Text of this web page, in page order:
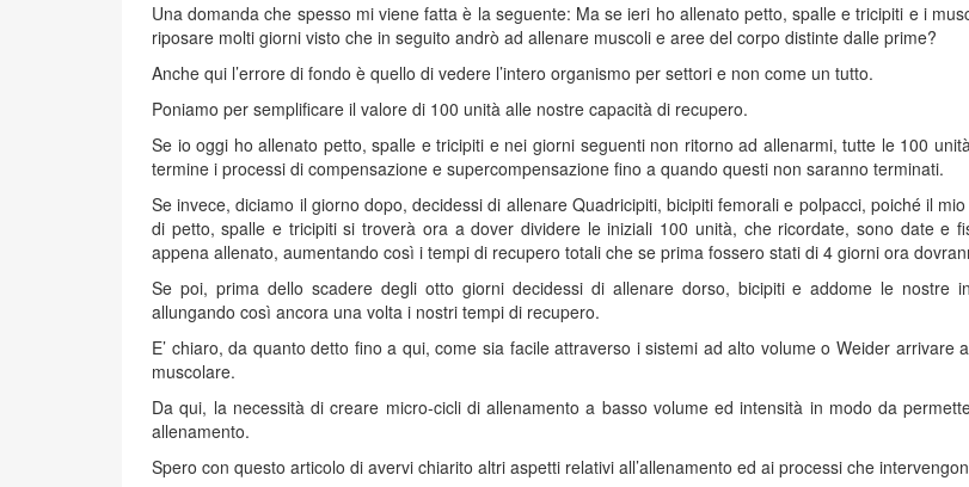
Una domanda che spesso mi viene fatta è la seguente: Ma se ieri ho allenato petto, spalle e tricipiti e i
riposare molti giorni visto che in seguito andrò ad allenare muscoli e aree del corpo distinte dalle prime?
Anche qui l’errore di fondo è quello di vedere l’intero organismo per settori e non come un tutto.
Poniamo per semplificare il valore di 100 unità alle nostre capacità di recupero.
Se io oggi ho allenato petto, spalle e tricipiti e nei giorni seguenti non ritorno ad allenarmi, tutte le 100
termine i processi di compensazione e supercompensazione fino a quando questi non saranno terminati.
Se invece, diciamo il giorno dopo, decidessi di allenare Quadricipiti, bicipiti femorali e polpacci, poiché il
di petto, spalle e tricipiti si troverà ora a dover dividere le iniziali 100 unità, che ricordate, sono date e
appena allenato, aumentando così i tempi di recupero totali che se prima fossero stati di 4 giorni ora
Se poi, prima dello scadere degli otto giorni decidessi di allenare dorso, bicipiti e addome le nostre
allungando così ancora una volta i nostri tempi di recupero.
E’ chiaro, da quanto detto fino a qui, come sia facile attraverso i sistemi ad alto volume o Weider
muscolare.
Da qui, la necessità di creare micro-cicli di allenamento a basso volume ed intensità in modo da
allenamento.
Spero con questo articolo di avervi chiarito altri aspetti relativi all’allenamento ed ai processi che